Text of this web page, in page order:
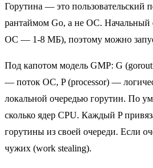
Горутина — это пользовательский
рантаймом Go, а не ОС. Начальный
ОС — 1-8 МБ), поэтому можно
Под капотом модель GMP: G
— поток ОС, P (processor) —
локальной очередью горутин. По
сколько ядер CPU. Каждый P
горутины из своей очереди. Если
чужих (work stealing).